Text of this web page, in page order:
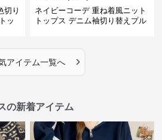
切り
ッ
ネイビーコーデ 重ね着風ニット
トップス デニム袖切り替えプル
アイテム一覧へ ›
の新着アイテム